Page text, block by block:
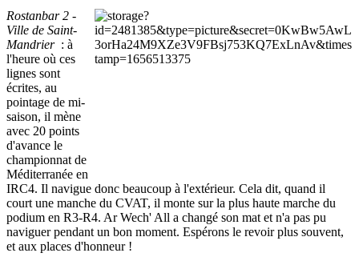
Rostanbar 2 -
Ville de Saint-
Mandrier: à
l'heure où ces
lignes sont
écrites, au
pointage de mi-
saison, il mène
avec 20 points
d'avance le
championnat de
Méditerranée en
IRC4. Il navigue donc beaucoup à l'extérieur. Cela dit, quand il
court une manche du CVAT, il monte sur la plus haute marche du
podium en R3-R4. Ar Wech' All a changé son mat et n'a pas pu
naviguer pendant un bon moment. Espérons le revoir plus souvent,
et aux places d'honneur !